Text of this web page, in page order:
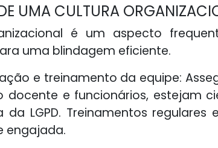
UMA CULTURA
é um aspecto
uma blindagem eficiente.
e treinamento da equipe:
docente e funcionários, estejam
da LGPD. Treinamentos
engajada.